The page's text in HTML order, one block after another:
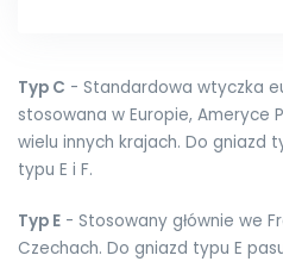
Typ C - Standardowa wtyczka
stosowana w Europie, Ameryce
wielu innych krajach. Do gniazd
typu E i F.
Typ E - Stosowany głównie we
Czechach. Do gniazd typu E